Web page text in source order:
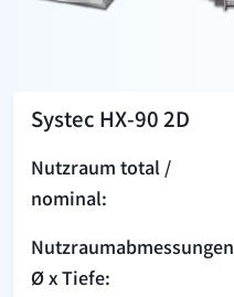
Systec HX-90 2D
Nutzraum total /
nominal:
Nutzraum­abmessungen
Ø x Tiefe: